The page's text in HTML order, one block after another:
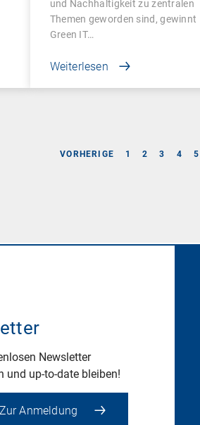
und Nachhaltigkeit zu zentralen
Themen geworden sind, gewinnt
Green IT…
Weiterlesen
VORHERIGE 1 2 3 4 5
Newsletter
und up-to-date bleiben!
Zur Anmeldung